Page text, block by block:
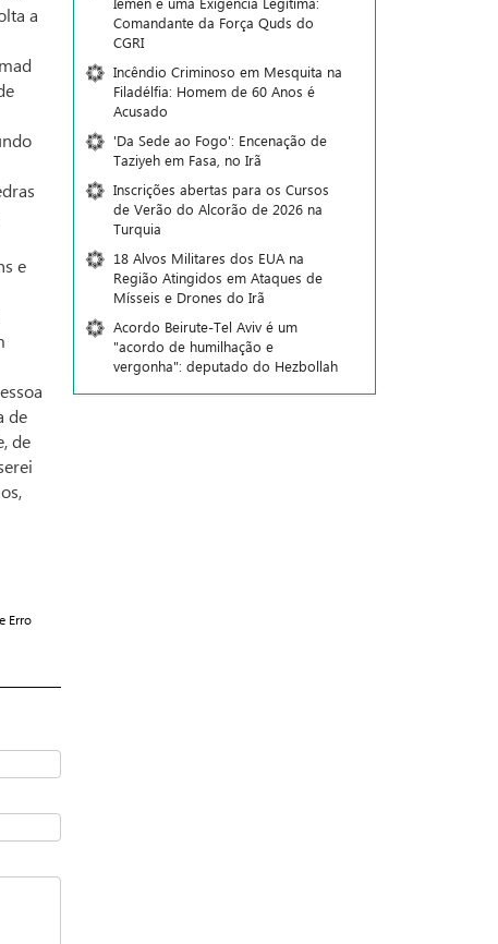
a
e
de
de
Erro
Comandante da Força Quds do
CGRI
Incêndio Criminoso em Mesquita na
Filadélfia: Homem de 60 Anos é
Acusado
'Da Sede ao Fogo': Encenação de
Taziyeh em Fasa, no Irã
Inscrições abertas para os Cursos
de Verão do Alcorão de 2026 na
Turquia
18 Alvos Militares dos EUA na
Região Atingidos em Ataques de
Mísseis e Drones do Irã
Acordo Beirute-Tel Aviv é um
"acordo de humilhação e
vergonha": deputado do Hezbollah